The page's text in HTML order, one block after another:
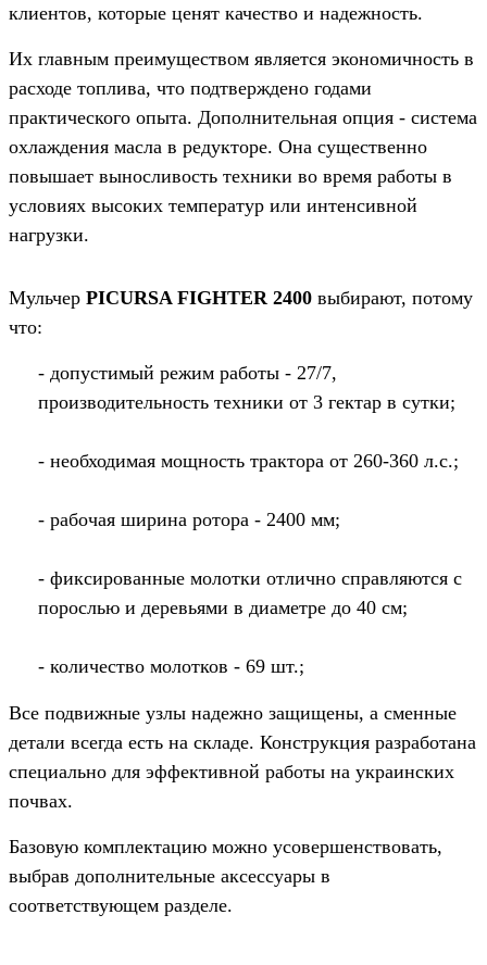
клиентов, которые ценят качество и надежность.
Их главным преимуществом является экономичность в
расходе топлива, что подтверждено годами
практического опыта. Дополнительная опция - система
охлаждения масла в редукторе. Она существенно
повышает выносливость техники во время работы в
условиях высоких температур или интенсивной
нагрузки.
Мульчер PICURSA FIGHTER 2400 выбирают, потому
что:
- допустимый режим работы - 27/7,
производительность техники от 3 гектар в сутки;
- необходимая мощность трактора от 260-360 л.с.;
- рабочая ширина ротора - 2400 мм;
- фиксированные молотки отлично справляются с
порослью и деревьями в диаметре до 40 см;
- количество молотков - 69 шт.;
Все подвижные узлы надежно защищены, а сменные
детали всегда есть на складе. Конструкция разработана
специально для эффективной работы на украинских
почвах.
Базовую комплектацию можно усовершенствовать,
выбрав дополнительные аксессуары в
соответствующем разделе.